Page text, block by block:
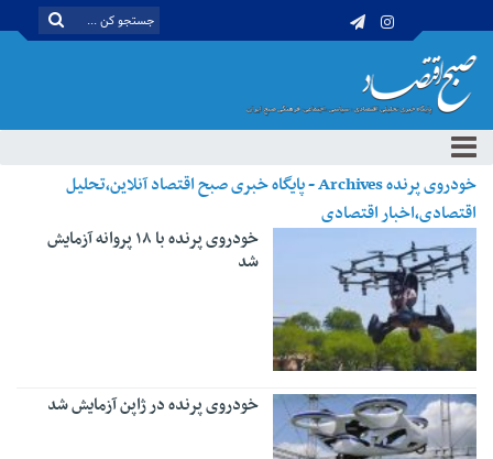
خودروی پرنده Archives - پایگاه خبری صبح اقتصاد آنلاین،تحلیل
اقتصادی،اخبار اقتصادی
خودروی پرنده با ۱۸ پروانه آزمایش
شد
خودروی پرنده در ژاپن آزمایش شد